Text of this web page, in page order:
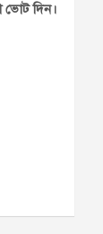
ভোট দিন।